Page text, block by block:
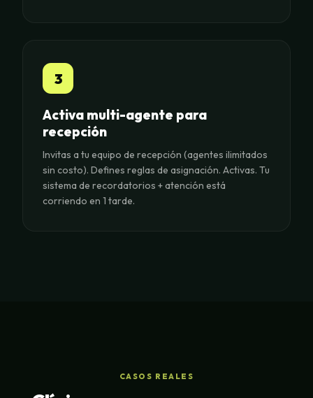
3
Activa multi-agente para
recepción
Invitas a tu equipo de recepción (agentes ilimitados
sin costo). Defines reglas de asignación. Activas. Tu
sistema de recordatorios + atención está
corriendo en 1 tarde.
CASOS REALES